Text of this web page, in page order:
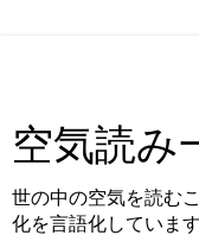
空気読み
世の中の空気を読む
化を言語化しています